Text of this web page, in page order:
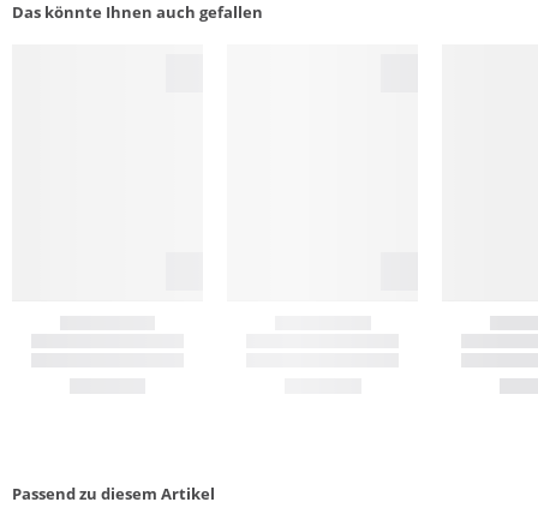
Das könnte Ihnen auch gefallen
Passend zu diesem Artikel